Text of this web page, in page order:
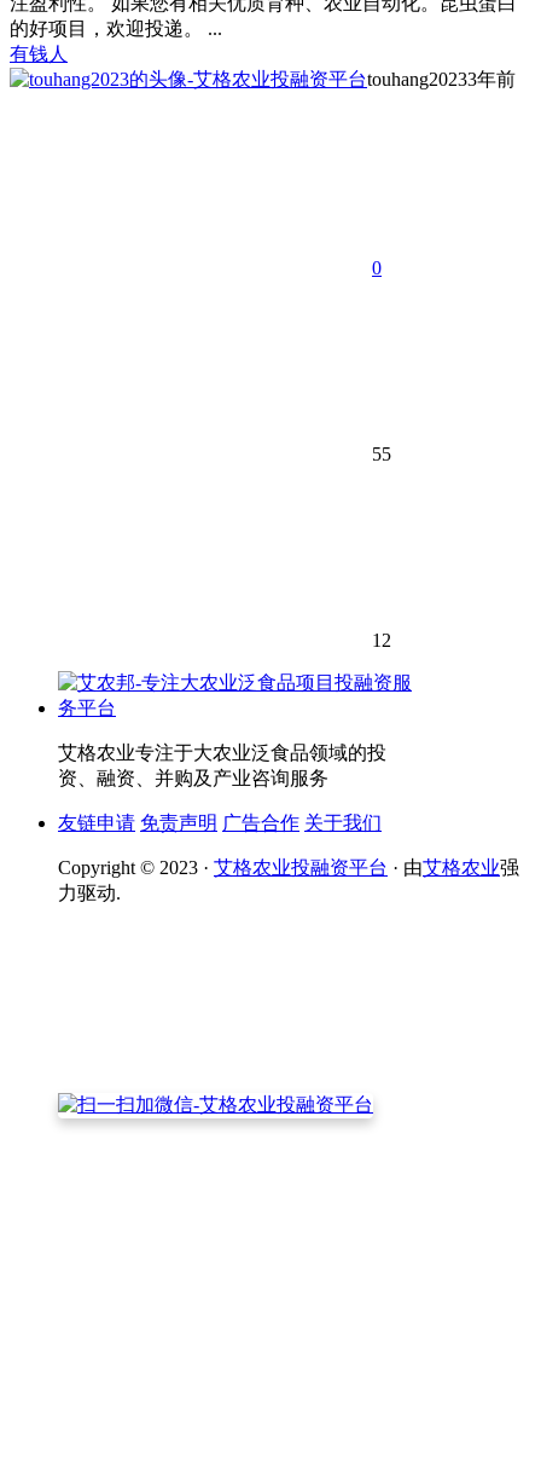
的好项目，欢迎投递。 ...
有钱人
touhang20233年前
0
55
12
艾格农业专注于大农业泛食品领域的投
资、融资、并购及产业咨询服务
友链申请 免责声明 广告合作 关于我们
Copyright © 2023 · 艾格农业投融资平台 · 由艾格农业强
力驱动.